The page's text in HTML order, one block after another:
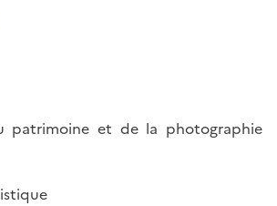
patrimoine et de la photographie